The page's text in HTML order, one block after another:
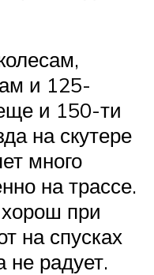
и 125-
и 150-ти
на скутере
много
на трассе.
хорош при
на спусках
не радует.